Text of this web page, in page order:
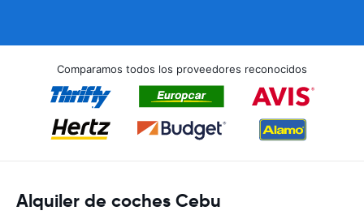
Comparamos todos los proveedores reconocidos
Alquiler de coches Cebu